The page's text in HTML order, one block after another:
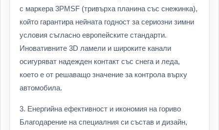
с маркера 3PMSF (тривърха планина със снежинка),
който гарантира нейната годност за сериозни зимни
условия съгласно европейските стандарти.
Иновативните 3D ламели и широките канали
осигуряват надежден контакт със снега и леда,
което е от решаващо значение за контрола върху
автомобила.
3. Енергийна ефективност и икономия на гориво
Благодарение на специалния си състав и дизайн,